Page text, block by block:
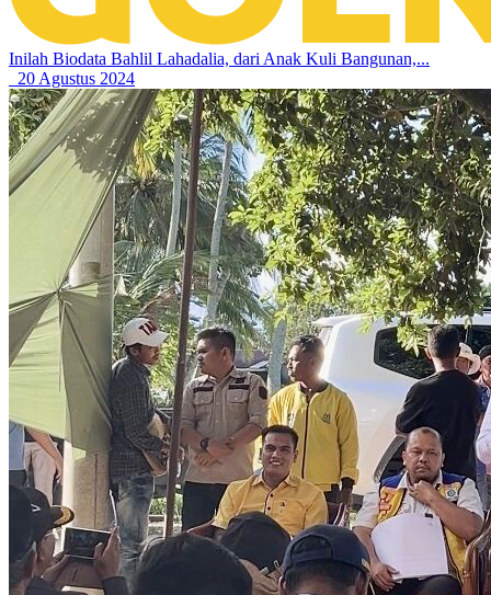
Inilah Biodata Bahlil Lahadalia, dari Anak Kuli Bangunan,...
20 Agustus 2024